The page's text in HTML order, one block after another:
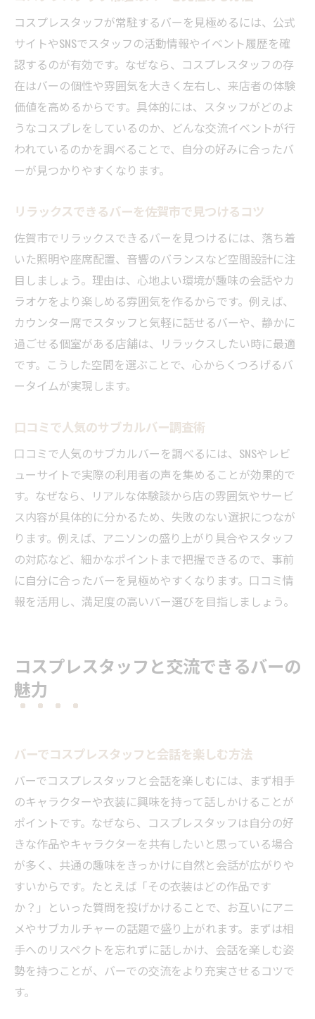
コスプレスタッフが常駐するバーを見極めるには、公式
サイトやSNSでスタッフの活動情報やイベント履歴を確
認するのが有効です。なぜなら、コスプレスタッフの存
在はバーの個性や雰囲気を大きく左右し、来店者の体験
価値を高めるからです。具体的には、スタッフがどのよ
うなコスプレをしているのか、どんな交流イベントが行
われているのかを調べることで、自分の好みに合ったバ
ーが見つかりやすくなります。
リラックスできるバーを佐賀市で見つけるコツ
佐賀市でリラックスできるバーを見つけるには、落ち着
いた照明や座席配置、音響のバランスなど空間設計に注
目しましょう。理由は、心地よい環境が趣味の会話やカ
ラオケをより楽しめる雰囲気を作るからです。例えば、
カウンター席でスタッフと気軽に話せるバーや、静かに
過ごせる個室がある店舗は、リラックスしたい時に最適
です。こうした空間を選ぶことで、心からくつろげるバ
ータイムが実現します。
口コミで人気のサブカルバー調査術
口コミで人気のサブカルバーを調べるには、SNSやレビ
ューサイトで実際の利用者の声を集めることが効果的で
す。なぜなら、リアルな体験談から店の雰囲気やサービ
ス内容が具体的に分かるため、失敗のない選択につなが
ります。例えば、アニソンの盛り上がり具合やスタッフ
の対応など、細かなポイントまで把握できるので、事前
に自分に合ったバーを見極めやすくなります。口コミ情
報を活用し、満足度の高いバー選びを目指しましょう。
コスプレスタッフと交流できるバーの
魅力
バーでコスプレスタッフと会話を楽しむ方法
バーでコスプレスタッフと会話を楽しむには、まず相手
のキャラクターや衣装に興味を持って話しかけることが
ポイントです。なぜなら、コスプレスタッフは自分の好
きな作品やキャラクターを共有したいと思っている場合
が多く、共通の趣味をきっかけに自然と会話が広がりや
すいからです。たとえば「その衣装はどの作品です
か？」といった質問を投げかけることで、お互いにアニ
メやサブカルチャーの話題で盛り上がれます。まずは相
手へのリスペクトを忘れずに話しかけ、会話を楽しむ姿
勢を持つことが、バーでの交流をより充実させるコツで
す。